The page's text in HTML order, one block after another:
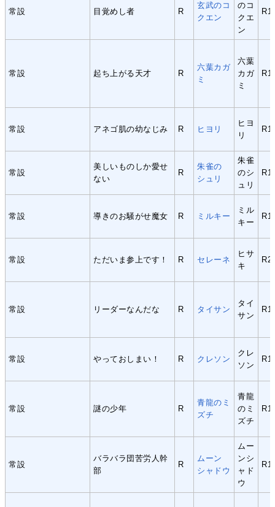
常設 目覚めし者 R
玄武のコ
クエン
のコ
クエ
ン
R1
常設 起ち上がる天才 R
六葉カガ
ミ
六葉
カガ
ミ
R1
常設 アネゴ肌の幼なじみ R ヒヨリ
ヒヨ
リ
R1
常設
美しいものしか愛せ
ない
R
朱雀の
シュリ
朱雀
のシ
ュリ
R1
常設 導きのお騒がせ魔女 R ミルキー
ミル
キー
R1
常設 ただいま参上です！ R セレーネ
ヒサ
キ
R2
常設 リーダーなんだな R タイサン
タイ
サン
R1
常設 やっておしまい！ R クレソン
クレ
ソン
R1
常設 謎の少年 R
青龍のミ
ズチ
青龍
のミ
ズチ
R1
常設
バラバラ団苦労人幹
部
R
ムーン
シャドウ
ムー
ンシ
ャド
ウ
R1